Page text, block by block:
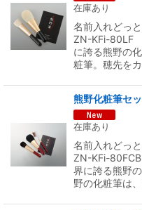
在庫あり
名前入れどっ
ZN-KFi-80LF
に誇る熊野の
粧筆。穂先を
熊野化粧筆セ
在庫あり
名前入れどっ
ZN-KFi-
界に誇る熊野
野の化粧筆は